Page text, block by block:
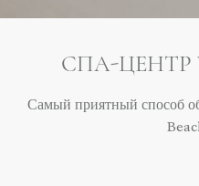
СПА-ЦЕНТР
Самый приятный способ